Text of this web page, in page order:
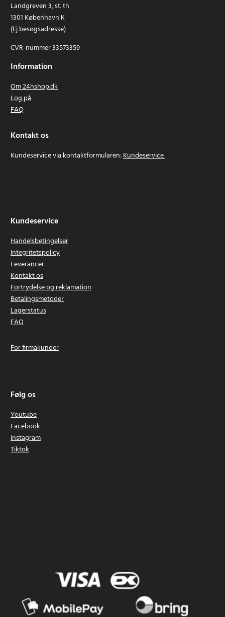
Landgreven 3, st. th
1301 København K
(Ej besøgsadresse)
CVR-nummer 33573359
Information
Om 24hshop.dk
Log på
FAQ
Kontakt os
Kundeservice via kontaktformularen:Kundeservice
Kundeservice
Handelsbetingelser
Integritetspolicy
Leverancer
Kontakt os
Fortrydelse og reklamation
Betalingsmetoder
Lagerstatus
FAQ
For firmakunder
Følg os
Youtube
Facebook
Instagram
Tiktok